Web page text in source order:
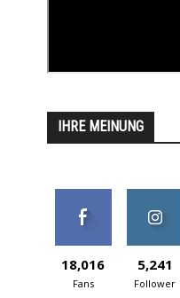
IHRE MEINUNG
18,016
Fans
5,241
Follower